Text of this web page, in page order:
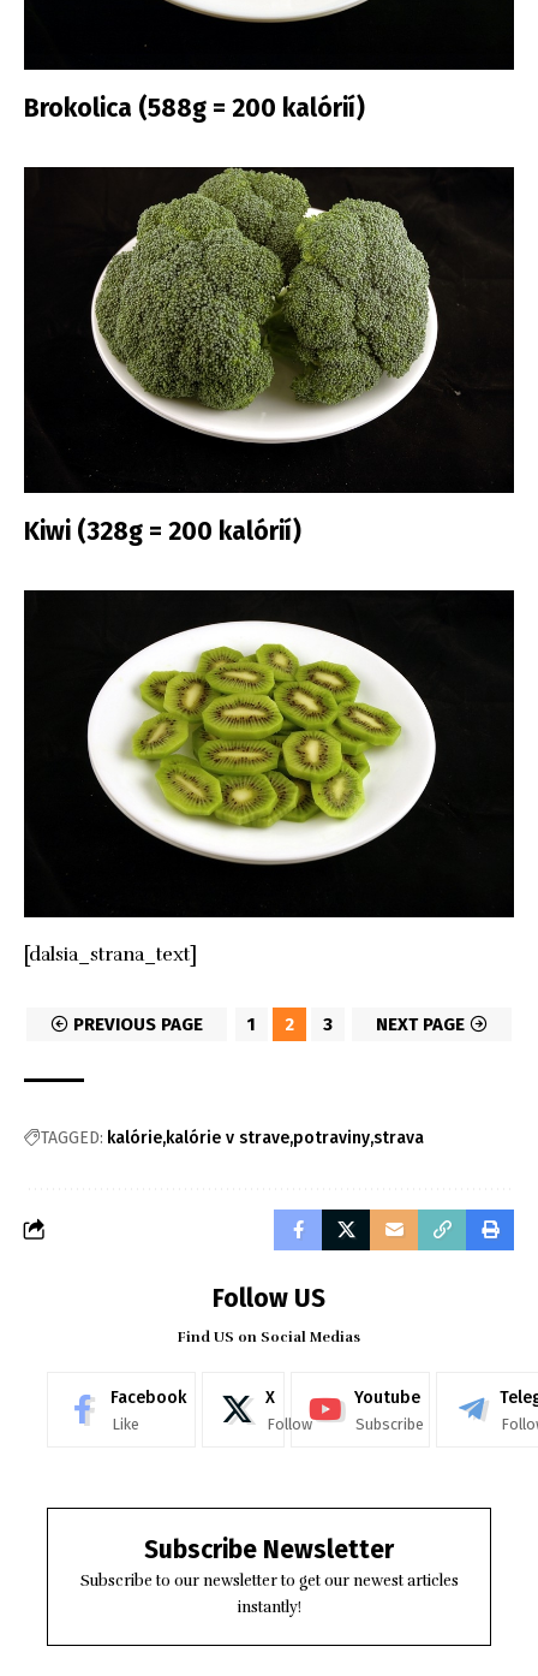
Brokolica (588g = 200 kalórií)
Kiwi (328g = 200 kalórií)
[dalsia_strana_text]
PREVIOUS PAGE 1 2 3 NEXT PAGE
TAGGED: kalórie kalórie v strave potravinystrava
Follow US
Find US on Social Medias
Facebook
Like
X
Follow
Youtube
Subscribe
Subscribe Newsletter
Subscribe to our newsletter to get our newest articles
instantly!